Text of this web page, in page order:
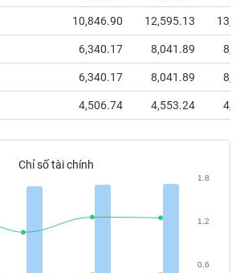
10,846.90 12,595.13
6,340.17 8,041.89
6,340.17 8,041.89
4,506.74 4,553.24
Chỉ số tài chính
0.6
1.2
1.8